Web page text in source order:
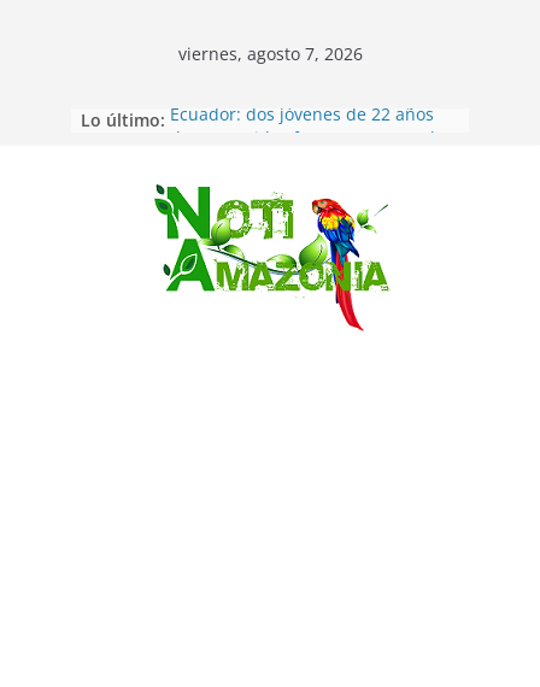
Saltar
viernes, agosto 7, 2026
Lo último: Ecuador: dos jóvenes de 22 años
Sentencian a 34 años de prisión a
implicados en caso de Alison,
oriunda de Tena
Vozinha, el arquero sensación de
cabo Verde, ya llegó para
incorporarse a Colo Colo de Chile
Pastaza: la parroquia Diez de